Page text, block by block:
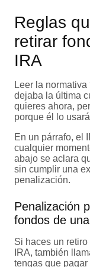
Reglas
retirar
IRA
Leer la
dejaba la última
quieres ahora,
porque él lo
En un párrafo, el
cualquier
abajo se aclara
sin cumplir una
penalización.
Penalización
fondos de
Si haces un
IRA, también
tengas que